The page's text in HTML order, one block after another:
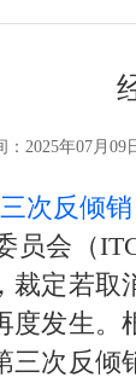
：2025年07月09
次反倾
会（ITC
定若
发生
次反